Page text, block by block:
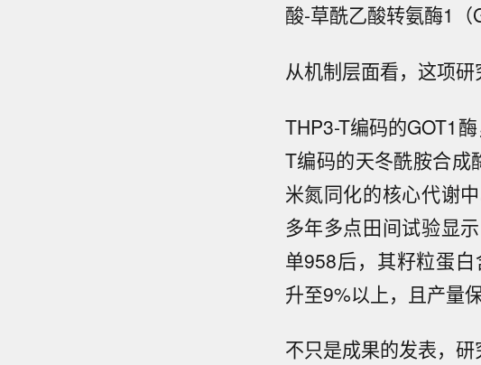
酸-草酰乙酸转氨酶1
从机制层面看，这项
THP3-T编码的GOT1
T编码的天冬酰胺合成
米氮同化的核心代谢
多年多点田间试验显
单958后，其籽粒蛋
升至9%以上，且产量
不只是成果的发表，研